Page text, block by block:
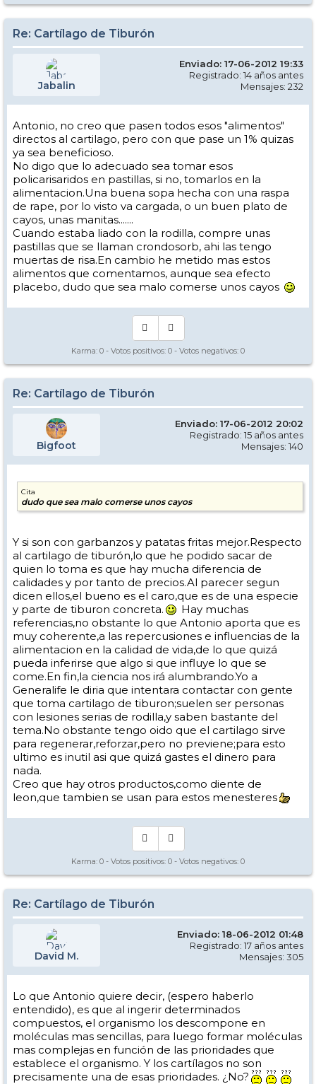
Re: Cartílago de Tiburón
Jabalin
Enviado: 17-06-2012 19:33
Registrado: 14 años antes
Mensajes: 232
Antonio, no creo que pasen todos esos "alimentos"
directos al cartilago, pero con que pase un 1% quizas
ya sea beneficioso.
No digo que lo adecuado sea tomar esos
policarisaridos en pastillas, si no, tomarlos en la
alimentacion.Una buena sopa hecha con una raspa
de rape, por lo visto va cargada, o un buen plato de
cayos, unas manitas.......
Cuando estaba liado con la rodilla, compre unas
pastillas que se llaman crondosorb, ahi las tengo
muertas de risa.En cambio he metido mas estos
alimentos que comentamos, aunque sea efecto
placebo, dudo que sea malo comerse unos cayos
Karma: 0 - Votos positivos: 0 - Votos negativos: 0
Re: Cartílago de Tiburón
Bigfoot
Enviado: 17-06-2012 20:02
Registrado: 15 años antes
Mensajes: 140
Cita
dudo que sea malo comerse unos cayos
Y si son con garbanzos y patatas fritas mejor.Respecto
al cartilago de tiburón,lo que he podido sacar de
quien lo toma es que hay mucha diferencia de
calidades y por tanto de precios.Al parecer segun
dicen ellos,el bueno es el caro,que es de una especie
y parte de tiburon concreta.
Hay muchas
referencias,no obstante lo que Antonio aporta que es
muy coherente,a las repercusiones e influencias de la
alimentacion en la calidad de vida,de lo que quizá
pueda inferirse que algo si que influye lo que se
come.En fin,la ciencia nos irá alumbrando.Yo a
Generalife le diria que intentara contactar con gente
que toma cartilago de tiburon;suelen ser personas
con lesiones serias de rodilla,y saben bastante del
tema.No obstante tengo oido que el cartilago sirve
para regenerar,reforzar,pero no previene;para esto
ultimo es inutil asi que quizá gastes el dinero para
nada.
Creo que hay otros productos,como diente de
leon,que tambien se usan para estos menesteres
Karma: 0 - Votos positivos: 0 - Votos negativos: 0
Re: Cartílago de Tiburón
David M.
Enviado: 18-06-2012 01:48
Registrado: 17 años antes
Mensajes: 305
Lo que Antonio quiere decir, (espero haberlo
entendido), es que al ingerir determinados
compuestos, el organismo los descompone en
moléculas mas sencillas, para luego formar moléculas
mas complejas en función de las prioridades que
establece el organismo. Y los cartílagos no son
precisamente una de esas prioridades. ¿No?